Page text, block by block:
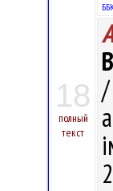
18
полный
текст
/